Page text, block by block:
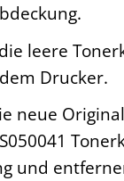
leere
Drucker.
neue
und